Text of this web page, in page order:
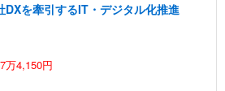
を牽引するIT・デジタル化推進
万4,150円